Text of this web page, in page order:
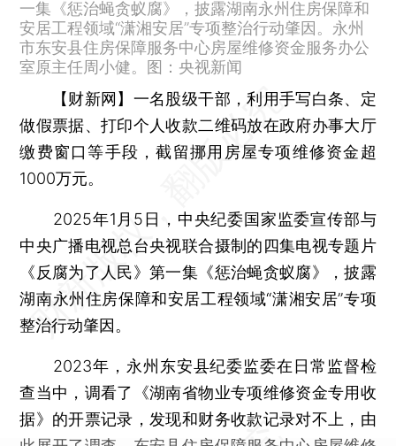
一集《惩治蝇贪蚁腐》，披露湖南永州住房保障和
安居工程领域“潇湘安居”专项整治行动肇因。永州
市东安县住房保障服务中心房屋维修资金服务办公
室原主任周小健。图：央视新闻
【财新网】 一名股级干部，利用手写白条、定
做假票据、打印个人收款二维码放在政府办事大厅
缴费窗口等手段，截留挪用房屋专项维修资金超
1000万元。
2025年1月5日，中央纪委国家监委宣传部与
中央广播电视总台央视联合摄制的四集电视专题片
《反腐为了人民》第一集《惩治蝇贪蚁腐》，披露
湖南永州住房保障和安居工程领域“潇湘安居”专项
整治行动肇因。
2023年，永州东安县纪委监委在日常监督检
查当中，调看了《湖南省物业专项维修资金专用收
据》的开票记录，发现和财务收款记录对不上，由